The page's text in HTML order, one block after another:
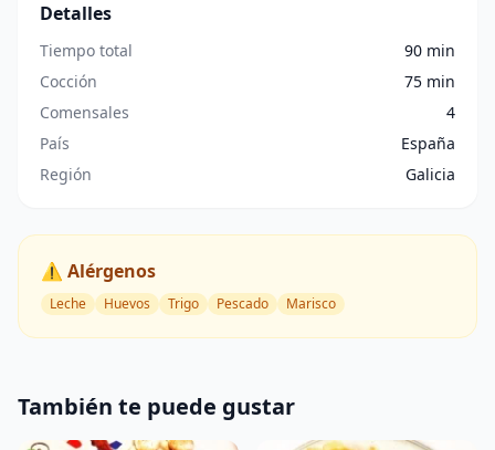
Detalles
Tiempo total
90 min
Cocción
75 min
Comensales
4
País
España
Región
Galicia
⚠️ Alérgenos
Leche Huevos Trigo Pescado Marisco
También te puede gustar